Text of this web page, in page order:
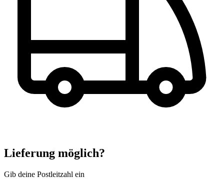
Lieferung möglich?
Gib deine Postleitzahl ein